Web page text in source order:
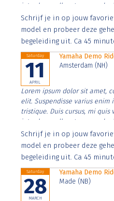
interdum nulla, ut commodo
Aenean faucibus nibh et justo
imperdiet. Nunc ut sem vitae
Schrijf je in op jouw
model en probeer deze
begeleiding uit. Ca 45
Saturday
11
APRIL
Yamaha Demo
Amsterdam (NH)
Lorem ipsum dolor sit amet,
elit. Suspendisse varius enim
tristique. Duis cursus, mi quis
interdum nulla, ut commodo
Aenean faucibus nibh et justo
imperdiet. Nunc ut sem vitae
Schrijf je in op jouw
model en probeer deze
begeleiding uit. Ca 45
Saturday
28
MARCH
Yamaha Demo
Made (NB)